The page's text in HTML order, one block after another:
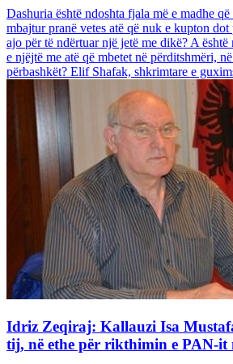
Dashuria është ndoshta fjala më e madhe
mbajtur pranë vetes atë që nuk e kupton
ajo për të ndërtuar një jetë me dikë? A
e njëjtë me atë që mbetet në përditshmëri,
përbashkët? Elif Shafak, shkrimtare e
Idriz Zeqiraj: Kallauzi Isa
tij, në ethe për rikthimin e PAN-it